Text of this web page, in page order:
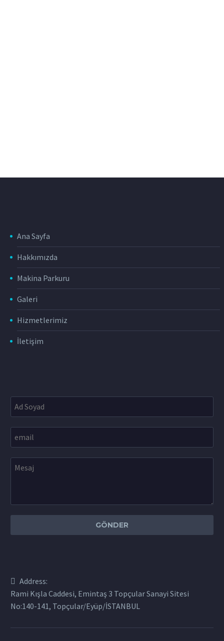
Ana Sayfa
Hakkımızda
Makina Parkuru
Galeri
Hizmetlerimiz
İletişim
Address:
Rami Kışla Caddesi, Emintaş 3 Topçular Sanayi Sitesi
No:140-141, Topçular/Eyüp/İSTANBUL